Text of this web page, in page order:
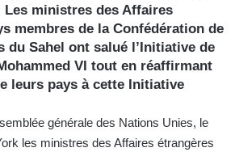
Les ministres des Affaires
membres de la Confédération de
du Sahel ont salué l’Initiative de
VI tout en réaffirmant
leurs pays à cette Initiative
générale des Nations Unies, le
les ministres des Affaires étrangères